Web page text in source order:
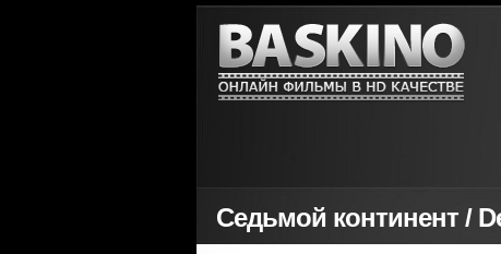
Седьмой континент /